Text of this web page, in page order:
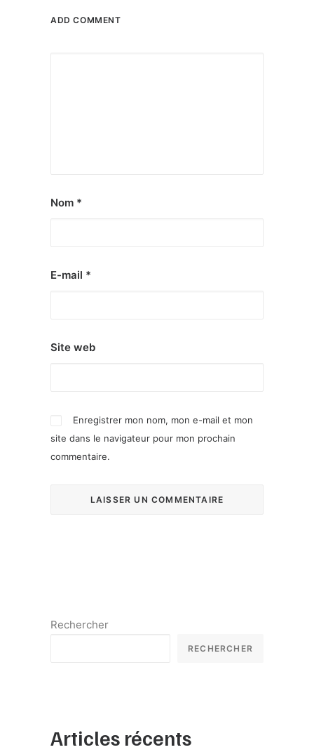
ADD COMMENT
Nom *
E-mail *
Site web
Enregistrer mon nom, mon e-mail et mon
site dans le navigateur pour mon prochain
commentaire.
Rechercher
RECHERCHER
Articles récents